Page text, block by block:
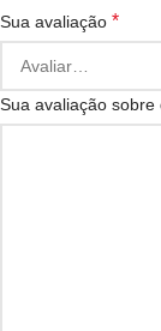
Sua avaliação *
Sua avaliação sobre